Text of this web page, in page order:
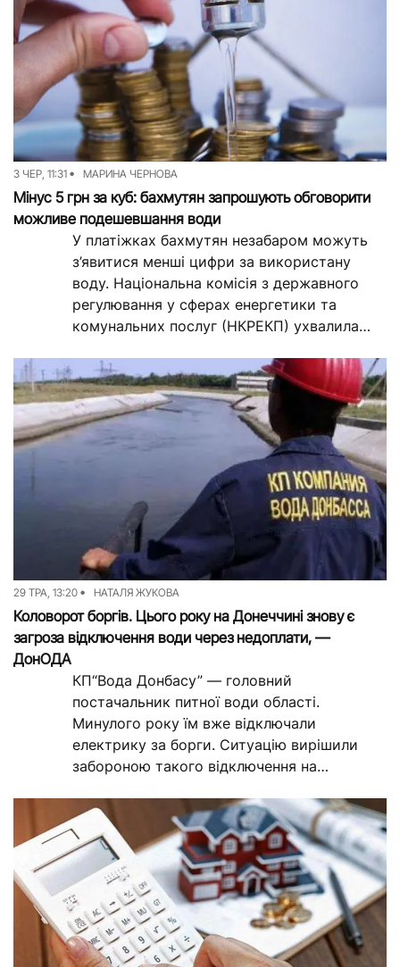
3 ЧЕР, 11:31 МАРИНА ЧЕРНОВА
Мінус 5 грн за куб: бахмутян запрошують обговорити
можливе подешевшання води
У платіжках бахмутян незабаром можуть
з’явитися менші цифри за використану
воду. Національна комісія з державного
регулювання у сферах енергетики та
комунальних послуг (НКРЕКП) ухвалила
29 ТРА, 13:20 НАТАЛЯ ЖУКОВА
Коловорот боргів. Цього року на Донеччині знову є
загроза відключення води через недоплати, —
ДонОДА
КП“Вода Донбасу” — головний
постачальник питної води області.
Минулого року їм вже відключали
електрику за борги. Ситуацію вирішили
забороною такого відключення на
в...